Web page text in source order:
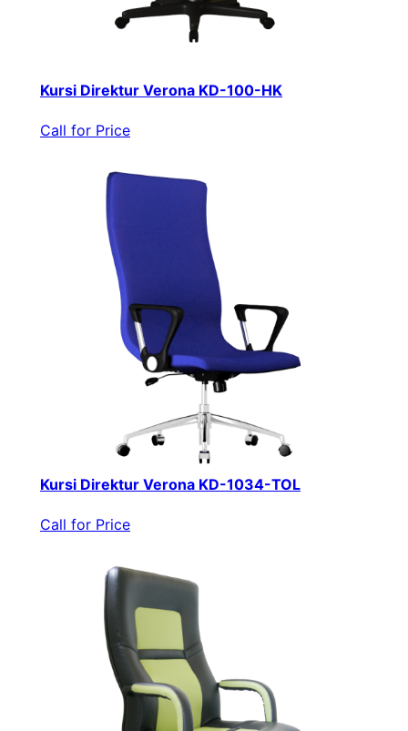
Kursi Direktur Verona KD-100-HK
Call for Price
Kursi Direktur Verona KD-1034-TOL
Call for Price